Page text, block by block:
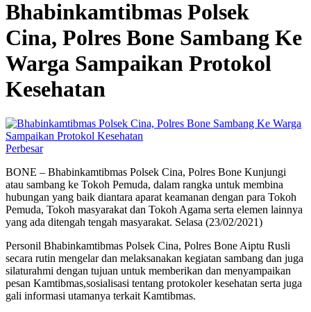
Bhabinkamtibmas Polsek
Cina, Polres Bone Sambang Ke
Warga Sampaikan Protokol
Kesehatan
Perbesar
BONE – Bhabinkamtibmas Polsek Cina, Polres Bone Kunjungi
atau sambang ke Tokoh Pemuda, dalam rangka untuk membina
hubungan yang baik diantara aparat keamanan dengan para Tokoh
Pemuda, Tokoh masyarakat dan Tokoh Agama serta elemen lainnya
yang ada ditengah tengah masyarakat. Selasa (23/02/2021)
Personil Bhabinkamtibmas Polsek Cina, Polres Bone Aiptu Rusli
secara rutin mengelar dan melaksanakan kegiatan sambang dan juga
silaturahmi dengan tujuan untuk memberikan dan menyampaikan
pesan Kamtibmas,sosialisasi tentang protokoler kesehatan serta juga
gali informasi utamanya terkait Kamtibmas.